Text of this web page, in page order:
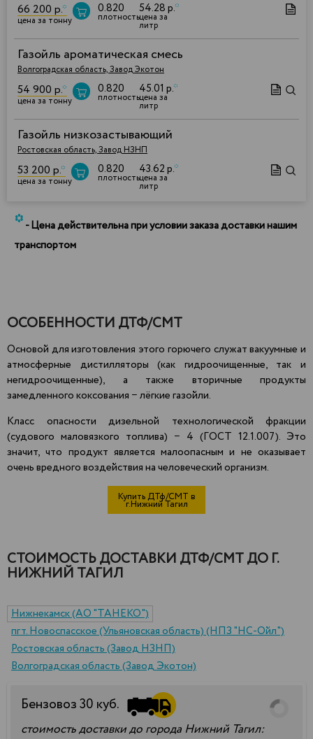
66 200 р.*
цена за тонну
0.820
плотность
54.28 р.*
цена за
литр
Газойль ароматическая смесь
Волгоградская область, Завод Экотон
54 900 р.*
цена за тонну
0.820
плотность
45.01 р.*
цена за
литр
Газойль низкозастывающий
Ростовская область, Завод НЗНП
53 200 р.*
цена за тонну
0.820
плотность
43.62 р.*
цена за
литр
*- Цена действительна при условии заказа доставки нашим
транспортом
ОСОБЕННОСТИ ДТФ/СМТ
Основой для изготовления этого горючего служат вакуумные и
атмосферные дистилляторы (как гидроочищенные, так и
негидроочищенные), а также вторичные продукты
замедленного коксования − лёгкие газойли.
Класс опасности дизельной технологической фракции
(судового маловязкого топлива) − 4 (ГОСТ 12.1.007). Это
значит, что продукт являетсямалоопасным и не оказывает
очень вредного воздействия на человеческий организм.
Купить ДТф/СМТ в
г.Нижний Тагил
СТОИМОСТЬ ДОСТАВКИ ДТФ/СМТ ДО Г.
НИЖНИЙ ТАГИЛ
Нижнекамск (АО "ТАНЕКО")
пгт. Новоспасское (Ульяновская область) (НПЗ "НС-Ойл")
Ростовская область (Завод НЗНП)
Волгоградская область (Завод Экотон)
Бензовоз30 куб.
стоимость доставки до города Нижний Тагил: